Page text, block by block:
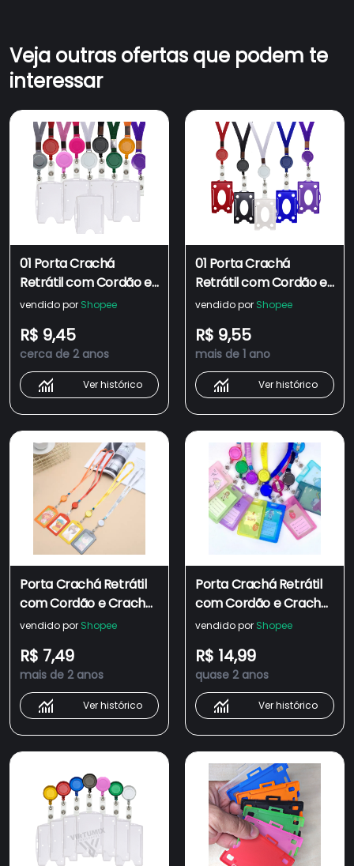
Veja outras ofertas que podem te
interessar
01 Porta Crachá
Retrátil com Cordão e
Crachá Rígido
vendido por Shopee
R$ 9,45
cerca de 2 anos
Ver histórico
01 Porta Crachá
Retrátil com Cordão e
Crachá Rígido H/V
vendido por Shopee
R$ 9,55
mais de 1 ano
Ver histórico
Porta Crachá Retrátil
com Cordão e Crachá
Rígido Horizontal e
vendido por Shopee
R$ 7,49
mais de 2 anos
Ver histórico
Porta Crachá Retrátil
com Cordão e Crachá
Rígido Horizontal e
vendido por Shopee
R$ 14,99
quase 2 anos
Ver histórico